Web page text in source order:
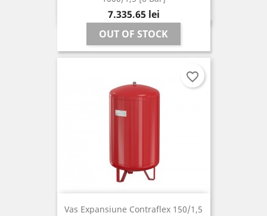
Pret
7.335,65 lei
OUT OF STOCK
Vas Expansiune Contraflex 150/1,5
favorite_border